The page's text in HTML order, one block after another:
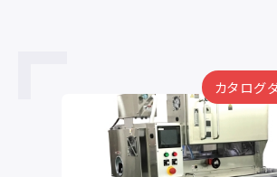
カタログ